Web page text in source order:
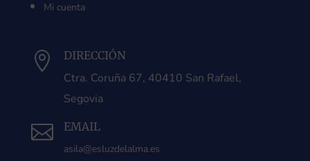
Mi cuenta
 DIRECCIÓN
Ctra. Coruña 67, 40410 San Rafael,
Segovia
 EMAIL
asila@esluzdelalma.es